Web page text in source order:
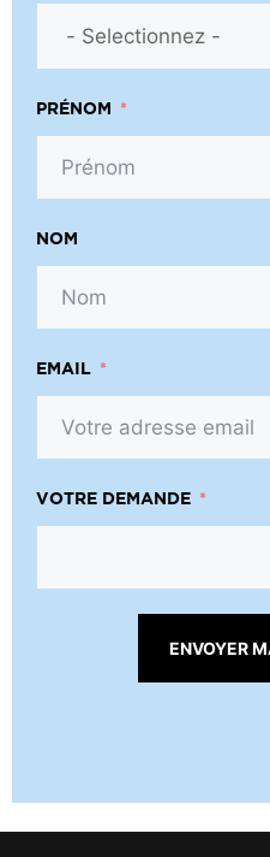
PRÉNOM
NOM
EMAIL
VOTRE DEMANDE
ENVOYER